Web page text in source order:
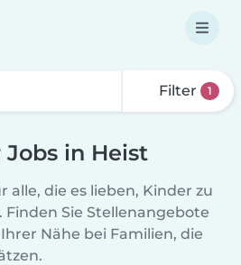
Filter 1
in Heist
alle, die es lieben, Kinder zu
Finden Sie Stellenangebote
Nähe bei Familien, die